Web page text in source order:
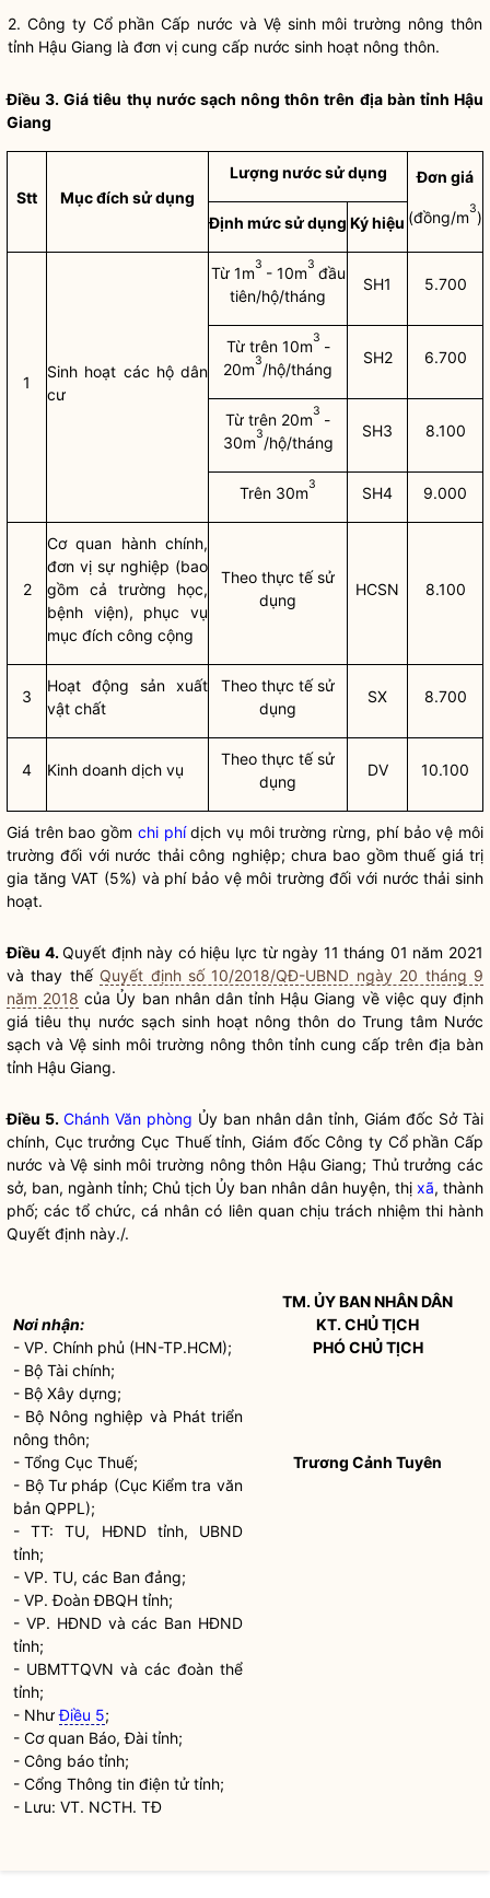
2. Công ty Cổ phần Cấp nước và Vệ sinh môi trường nông thôn
tỉnh Hậu Giang là đơn vị cung cấp nước sinh hoạt nông thôn.
Điều 3. Giá tiêu thụ nước sạch nông thôn trên địa bàn tỉnh Hậu
Giang
Stt Mục đích sử dụng
Lượng nước sử dụng Đơn giá
(đồng/m3)
Định mức sử dụng Ký hiệu
1
Sinh hoạt các hộ dân
cư
Từ 1m3 - 10m3 đầu
tiên/hộ/tháng
SH1 5.700
Từ trên 10m3 -
20m3/hộ/tháng
SH2 6.700
Từ trên 20m3 -
30m3/hộ/tháng
SH3 8.100
Trên 30m3 SH4 9.000
2
Cơ quan hành chính,
đơn vị sự nghiệp (bao
gồm cả trường học,
bệnh viện), phục vụ
mục đích công cộng
Theo thực tế sử
dụng
HCSN 8.100
3
Hoạt động sản xuất
vật chất
Theo thực tế sử
dụng
SX 8.700
4 Kinh doanh dịch vụ
Theo thực tế sử
dụng
DV 10.100
Giá trên bao gồm chi phídịch vụ môi trường rừng, phí bảo vệ môi
trường đối với nước thải công nghiệp; chưa bao gồm thuế giá trị
gia tăng VAT (5%) và phí bảo vệ môi trường đối với nước thải sinh
hoạt.
Điều 4.Quyết định này có hiệu lực từ ngày 11 tháng 01 năm 2021
và thay thế Quyết định số 10/2018/QĐ-UBND ngày 20 tháng 9
năm 2018 của Ủy ban nhân dântỉnh Hậu Giang về việc quy định
giá tiêu thụ nước sạchsinh hoạt nông thôn do Trung tâm Nước
sạch và Vệ sinh môi trường nông thôn tỉnh cung cấp trên địa bàn
tỉnh Hậu Giang.
Điều 5. Chánh Văn phòng Ủy ban nhân dân tỉnh, Giám đốc Sở Tài
chính, Cục trưởng Cục Thuế tỉnh, Giám đốc Công ty Cổ phần Cấp
nước và Vệ sinh môi trường nông thôn Hậu Giang; Thủ trưởng các
sở, ban, ngành tỉnh; Chủ tịch Ủy ban nhân dân huyện, thị xã, thành
phố; các tổ chức, cá nhân có liên quan chịu trách nhiệm thi hành
Quyết định này./.
Nơi nhận:
- VP. Chính phủ (HN-TP.HCM);
- Bộ Tài chính;
- Bộ Xây dựng;
- Bộ Nông nghiệp và Phát triển
nông thôn;
- Tổng Cục Thuế;
- Bộ Tư pháp (Cục Kiểm tra văn
bản QPPL);
- TT: TU, HĐND tỉnh, UBND
tỉnh;
- VP. TU, các Ban đảng;
- VP. Đoàn ĐBQH tỉnh;
- VP. HĐND và các Ban HĐND
tỉnh;
- UBMTTQVN và các đoàn thể
tỉnh;
- NhưĐiều 5;
- Cơ quan Báo, Đài tỉnh;
- Công báo tỉnh;
- Cổng Thông tin điện tử tỉnh;
- Lưu: VT. NCTH. TĐ
TM. ỦY BANNHÂN DÂN
KT. CHỦ TỊCH
PHÓ CHỦ TỊCH
Trương Cảnh Tuyên